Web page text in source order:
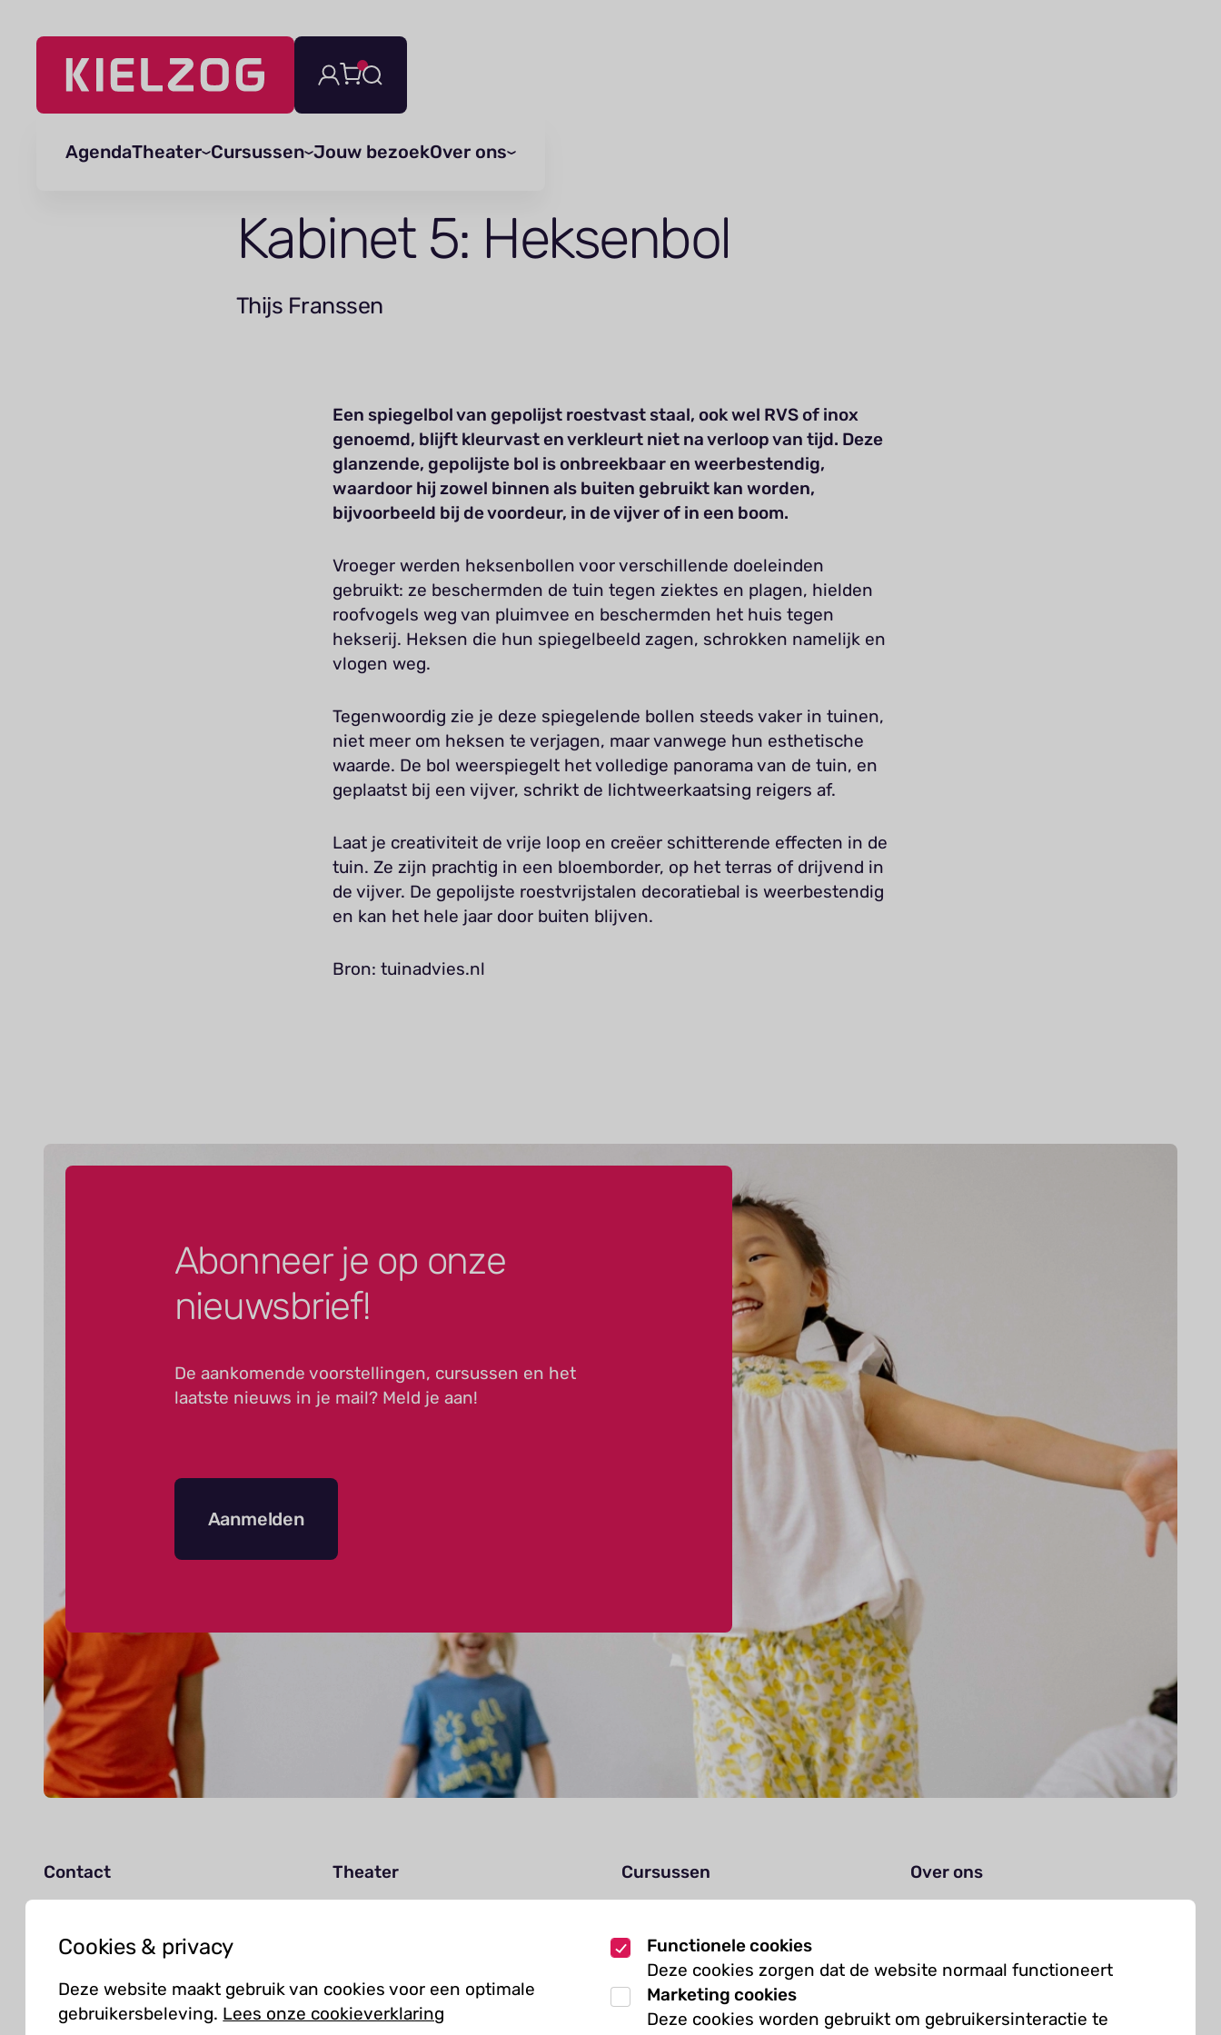
Navigatie
Cookies & privacy
Deze website maakt gebruik van cookies voor een optimale
gebruikersbeleving. Lees onze cookieverklaring
Functionele cookies
Deze cookies zorgen dat de website normaal functioneert
Marketing cookies
Deze cookies worden gebruikt om gebruikersinteractie te
AgendaTheater Cursussen Jouw bezoekOver ons
Kabinet 5: Heksenbol
Thijs Franssen
Een spiegelbol van gepolijst roestvast staal, ook wel RVS of inox
genoemd, blijft kleurvast en verkleurt niet na verloop van tijd. Deze
glanzende, gepolijste bol is onbreekbaar en weerbestendig,
waardoor hij zowel binnen als buiten gebruikt kan worden,
bijvoorbeeld bij de voordeur, in de vijver of in een boom.
Vroeger werden heksenbollen voor verschillende doeleinden
gebruikt: ze beschermden de tuin tegen ziektes en plagen, hielden
roofvogels weg van pluimvee en beschermden het huis tegen
hekserij. Heksen die hun spiegelbeeld zagen, schrokken namelijk en
vlogen weg.
Tegenwoordig zie je deze spiegelende bollen steeds vaker in tuinen,
niet meer om heksen te verjagen, maar vanwege hun esthetische
waarde. De bol weerspiegelt het volledige panorama van de tuin, en
geplaatst bij een vijver, schrikt de lichtweerkaatsing reigers af.
Laat je creativiteit de vrije loop en creëer schitterende effecten in de
tuin. Ze zijn prachtig in een bloemborder, op het terras of drijvend in
de vijver. De gepolijste roestvrijstalen decoratiebal is weerbestendig
en kan het hele jaar door buiten blijven.
Bron: tuinadvies.nl
Abonneer je op onze
nieuwsbrief!
De aankomende voorstellingen, cursussen en het
laatste nieuws in je mail? Meld je aan!
Aanmelden
Contact
0598 -37 37 77
Theater
Cursussen
Kunst cursussen
Over ons
Veelgestelde vragen